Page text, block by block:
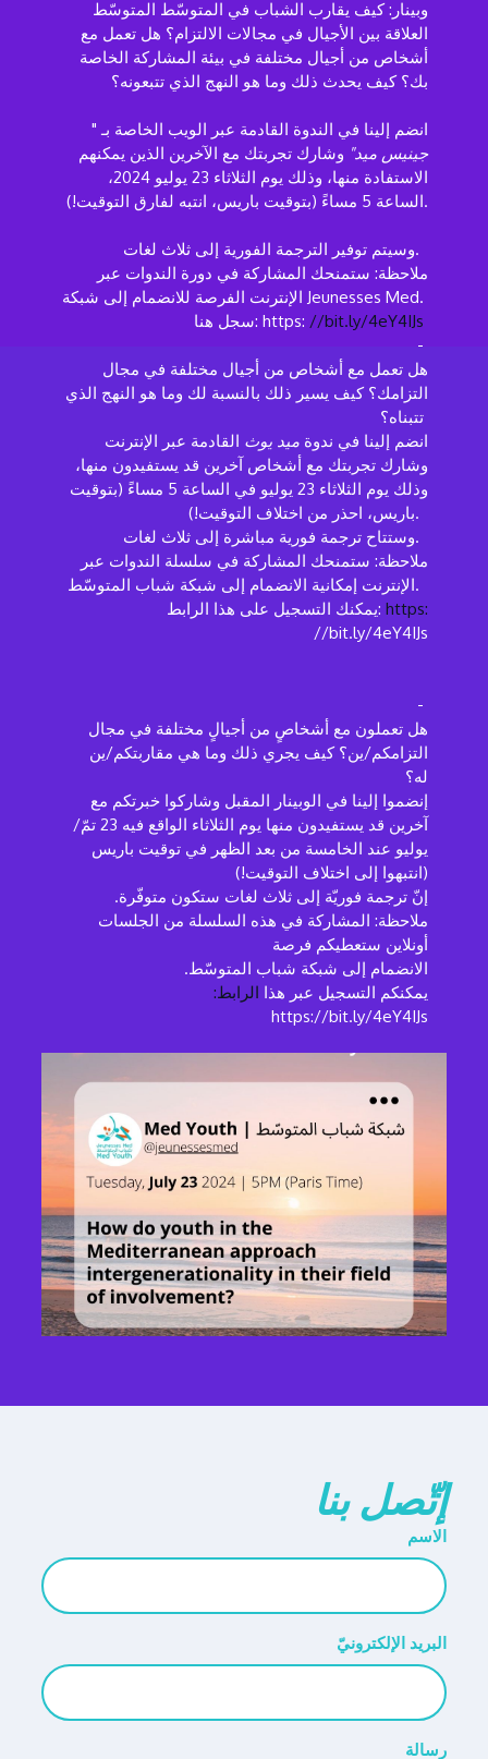
وبينار: كيف يقارب الشباب في المتوسّط المتوسّط
العلاقة بين الأجيال في مجالات الالتزام؟ هل تعمل مع
أشخاص من أجيال مختلفة في بيئة المشاركة الخاصة
بك؟ كيف يحدث ذلك وما هو النهج الذي تتبعونه؟
انضم إلينا في الندوة القادمة عبر الويب الخاصة بـ "
جينيس ميد" وشارك تجربتك مع الآخرين الذين يمكنهم
الاستفادة منها، وذلك يوم الثلاثاء 23 يوليو 2024،
الساعة 5 مساءً (بتوقيت باريس، انتبه لفارق التوقيت!).
وسيتم توفير الترجمة الفورية إلى ثلاث لغات.
ملاحظة: ستمنحك المشاركة في دورة الندوات عبر
الإنترنت الفرصة للانضمام إلى شبكة Jeunesses Med.
سجل هنا: https: //bit.ly/4eY4IJs
-
هل تعمل مع أشخاص من أجيال مختلفة في مجال
التزامك؟ كيف يسير ذلك بالنسبة لك وما هو النهج الذي
انضم إلينا في ندوة ميد يوث القادمة عبر الإنترنت
وشارك تجربتك مع أشخاص آخرين قد يستفيدون منها،
وذلك يوم الثلاثاء 23 يوليو في الساعة 5 مساءً (بتوقيت
باريس، احذر من اختلاف التوقيت!).
وستتاح ترجمة فورية مباشرة إلى ثلاث لغات.
ملاحظة: ستمنحك المشاركة في سلسلة الندوات عبر
الإنترنت إمكانية الانضمام إلى شبكة شباب المتوسّط.
يمكنك التسجيل على هذا الرابط: https:
//bit.ly/4eY4IJs
-
هل تعملون مع أشخاصٍ من أجيالٍ مختلفة في مجال
التزامكم/ين؟ كيف يجري ذلك وما هي مقاربتكم/ين
له؟
إنضموا إلينا في الوبينار المقبل وشاركوا خبرتكم مع
آخرين قد يستفيدون منها يوم الثلاثاء الواقع فيه 23 تمّ/
يوليو عند الخامسة من بعد الظهر في توقيت باريس
(انتبهوا إلى اختلاف التوقيت!)
إنّ ترجمة فوريّة إلى ثلاث لغات ستكون متوفّرة.
ملاحظة: المشاركة في هذه السلسلة من الجلسات
أونلاين ستعطيكم فرصة
الانضمام إلى شبكة شباب المتوسّط.
يمكنكم التسجيل عبر هذا الرابط:
https://bit.ly/4eY4IJs
إتّصل بنا
الاسم
البريد الإلكترونيّ
رسالة